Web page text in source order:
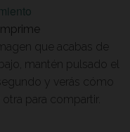
que acabas de
mantén pulsado el
y verás cómo
para compartir.